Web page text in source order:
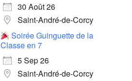
30 Août 26
Saint-André-de-Corcy
Soirée Guinguette de la
Classe en 7
5 Sep 26
Saint-André-de-Corcy